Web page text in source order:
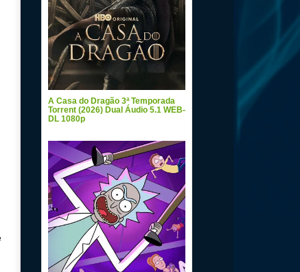
A Casa do Dragão 3ª Temporada
Torrent (2026) Dual Áudio 5.1 WEB-
DL 1080p